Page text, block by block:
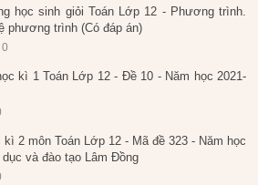
học sinh giỏi Toán Lớp 12 - Phương trình.
phương trình (Có đáp án)
0
kì 1 Toán Lớp 12 - Đề 10 - Năm học 2021-
2 môn Toán Lớp 12 - Mã đề 323 - Năm học
và đào tạo Lâm Đồng